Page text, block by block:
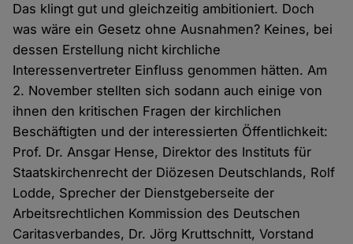
Das klingt gut und gleichzeitig ambitioniert. Doch
was wäre ein Gesetz ohne Ausnahmen? Keines, bei
dessen Erstellung nicht kirchliche
Interessenvertreter Einfluss genommen hätten. Am
2. November stellten sich sodann auch einige von
ihnen den kritischen Fragen der kirchlichen
Beschäftigten und der interessierten Öffentlichkeit:
Prof. Dr. Ansgar Hense, Direktor des Instituts für
Staatskirchenrecht der Diözesen Deutschlands, Rolf
Lodde, Sprecher der Dienstgeberseite der
Arbeitsrechtlichen Kommission des Deutschen
Caritasverbandes, Dr. Jörg Kruttschnitt, Vorstand